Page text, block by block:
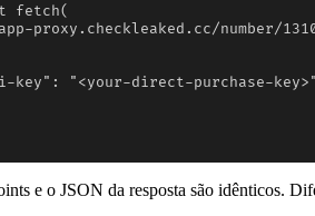
fetch(
proxy.checkleaked.cc/number/
key": "<your-direct-purchase-
e o JSON da resposta são idênticos.